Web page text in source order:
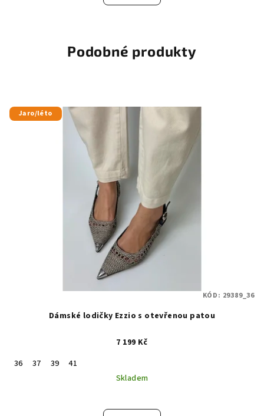
Podobné produkty
Jaro/léto
Dámské lodičky Ezzio s otevřenou patou
7 199 Kč
36
37 39
41
Skladem
KÓD: 29389_36